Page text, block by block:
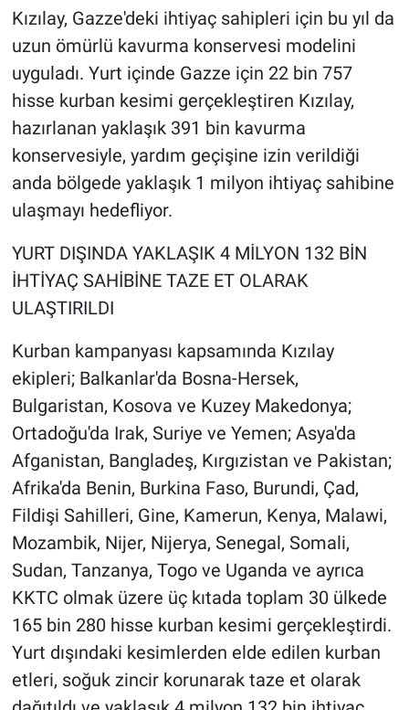
Kızılay, Gazze'deki ihtiyaç sahipleri için bu yıl da
uzun ömürlü kavurma konservesi modelini
uyguladı. Yurt içinde Gazze için 22 bin 757
hisse kurban kesimi gerçekleştiren Kızılay,
hazırlanan yaklaşık 391 bin kavurma
konservesiyle, yardım geçişine izin verildiği
anda bölgede yaklaşık 1 milyon ihtiyaç sahibine
ulaşmayı hedefliyor.
YURT DIŞINDA YAKLAŞIK 4 MİLYON 132 BİN
İHTİYAÇ SAHİBİNE TAZE ET OLARAK
ULAŞTIRILDI
Kurban kampanyası kapsamında Kızılay
ekipleri; Balkanlar'da Bosna-Hersek,
Bulgaristan, Kosova ve Kuzey Makedonya;
Ortadoğu'da Irak, Suriye ve Yemen; Asya'da
Afganistan, Bangladeş, Kırgızistan ve Pakistan;
Afrika'da Benin, Burkina Faso, Burundi, Çad,
Fildişi Sahilleri, Gine, Kamerun, Kenya, Malawi,
Mozambik, Nijer, Nijerya, Senegal, Somali,
Sudan, Tanzanya, Togo ve Uganda ve ayrıca
KKTC olmak üzere üç kıtada toplam 30 ülkede
165 bin 280 hisse kurban kesimi gerçekleştirdi.
Yurt dışındaki kesimlerden elde edilen kurban
etleri, soğuk zincir korunarak taze et olarak